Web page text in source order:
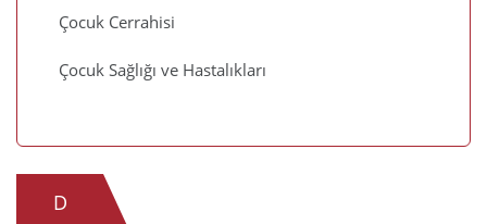
Çocuk Cerrahisi
Çocuk Sağlığı ve Hastalıkları
D